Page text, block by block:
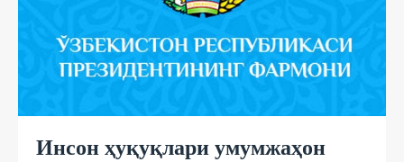
Инсон ҳуқуқлари умумжаҳон